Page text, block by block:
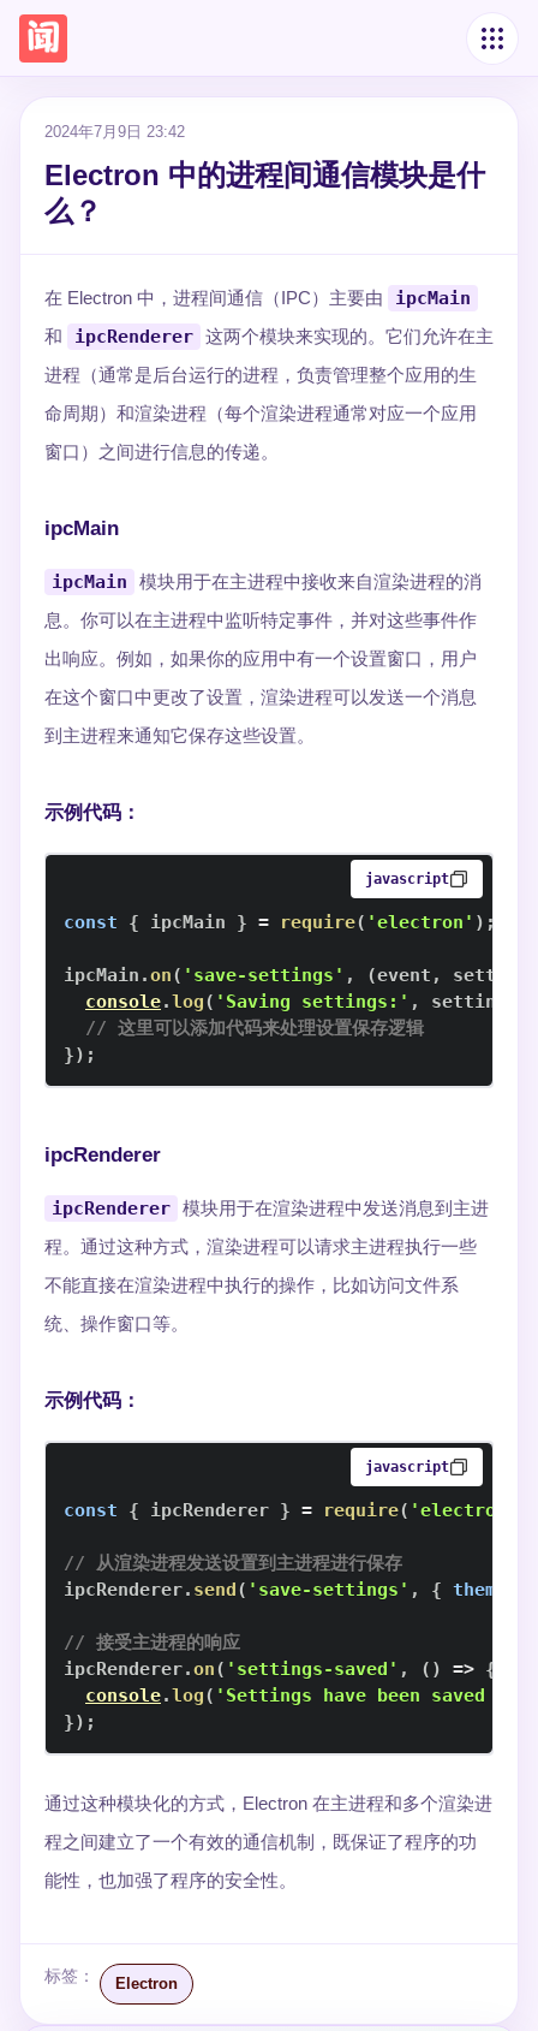
2024年7月9日 23:42
Electron 中的进程间通信模块是什
么？
在 Electron 中，进程间通信（IPC）主要由 ipcMain
和 ipcRenderer 这两个模块来实现的。它们允许在主
进程（通常是后台运行的进程，负责管理整个应用的生
命周期）和渲染进程（每个渲染进程通常对应一个应用
窗口）之间进行信息的传递。
ipcMain
ipcMain
模块用于在主进程中接收来自渲染进程的消
息。你可以在主进程中监听特定事件，并对这些事件作
出响应。例如，如果你的应用中有一个设置窗口，用户
在这个窗口中更改了设置，渲染进程可以发送一个消息
到主进程来通知它保存这些设置。
示例代码：
javascript
const { ipcMain } = require( 'electron' ) ;
ipcMain .on( 'save-settings' , (event ,
settings
console.log( 'Saving settings:' , settings
// 这里可以添加代码来处理设置保存逻辑
}) ;
ipcRenderer
ipcRenderer 模块用于在渲染进程中发送消息到主进
程。通过这种方式，渲染进程可以请求主进程执行一些
不能直接在渲染进程中执行的操作，比如访问文件系
统、操作窗口等。
示例代码：
javascript
const { ipcRenderer } = require( 'electron'
// 从渲染进程发送设置到主进程进行保存
ipcRenderer. send( 'save-settings' , { theme
// 接受主进程的响应
ipcRenderer.on( 'settings-saved' , ( ) => {
console.log( 'Settings have been saved
}) ;
通过这种模块化的方式，Electron 在主进程和多个渲染进
程之间建立了一个有效的通信机制，既保证了程序的功
能性，也加强了程序的安全性。
标签： Electron